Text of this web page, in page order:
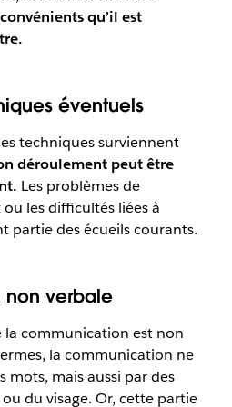
qu’il est
éventuels
techniques surviennent
déroulement peut être
Les problèmes de
les difficultés liées à
partie des écueils courants.
verbale
la communication est non
la communication ne
mots, mais aussi par des
du visage. Or, cette partie